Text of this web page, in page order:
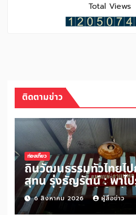
Total Views
ติดตามข่าว
ท่องเที่ยว
ถิ่นวัฒนธรรมทั่วไทยไ
สุทน รุ่งธัญรัตน์ : พาไ
ขนมแม่กาแฟพ่อในย่า
อำเภออัมพวา จังหวัด
6 สิงหาคม 2026 ผู้สื่อข่าว